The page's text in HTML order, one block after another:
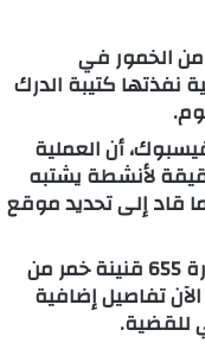
ضبط 655 قنينة من الخمور في
نفذتها كتيبة الدرك
أن العملية
لأنشطة يشتبه
قاد إلى تحديد موقع
وأضاف أن العملية أسفرت عن مصادرة 655 قنينة خمر من
تفاصيل إضافية
للقضية.